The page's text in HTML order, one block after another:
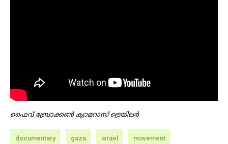
ഫൈവ് ബ്രോക്കൺ ക്യാമറാസ് ട്രെയിലർ
documentary gaza israel movement